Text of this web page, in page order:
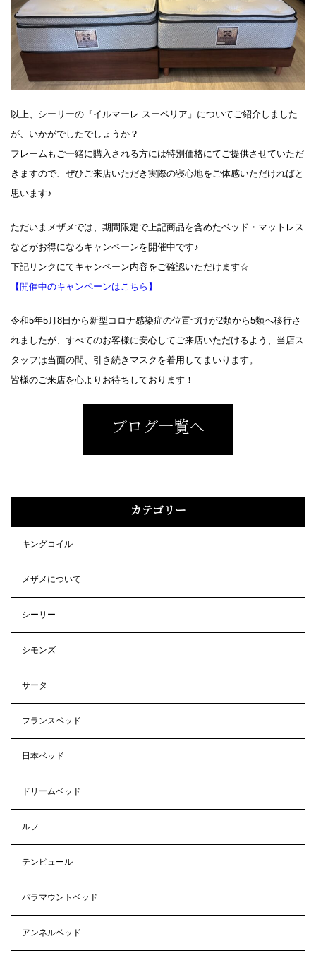
以上、シーリーの『イルマーレ スーペリア』についてご紹介しました
が、いかがでしたでしょうか？
フレームもご一緒に購入される方には特別価格にてご提供させていただ
きますので、ぜひご来店いただき実際の寝心地をご体感いただければと
思います♪
ただいまメザメでは、期間限定で上記商品を含めたベッド・マットレス
などがお得になるキャンペーンを開催中です♪
下記リンクにてキャンペーン内容をご確認いただけます☆
【開催中のキャンペーンはこちら】
令和5年5月8日から新型コロナ感染症の位置づけが2類から5類へ移行さ
れましたが、すべてのお客様に安心してご来店いただけるよう、当店ス
タッフは当面の間、引き続きマスクを着用してまいります。
皆様のご来店を心よりお待ちしております！
ブログ一覧へ
カテゴリー
キングコイル
メザメについて
シーリー
シモンズ
サータ
フランスベッド
日本ベッド
ドリームベッド
ルフ
テンピュール
パラマウントベッド
アンネルベッド